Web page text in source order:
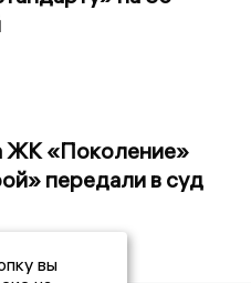
ЖК «Поколение»
передали в суд
вы